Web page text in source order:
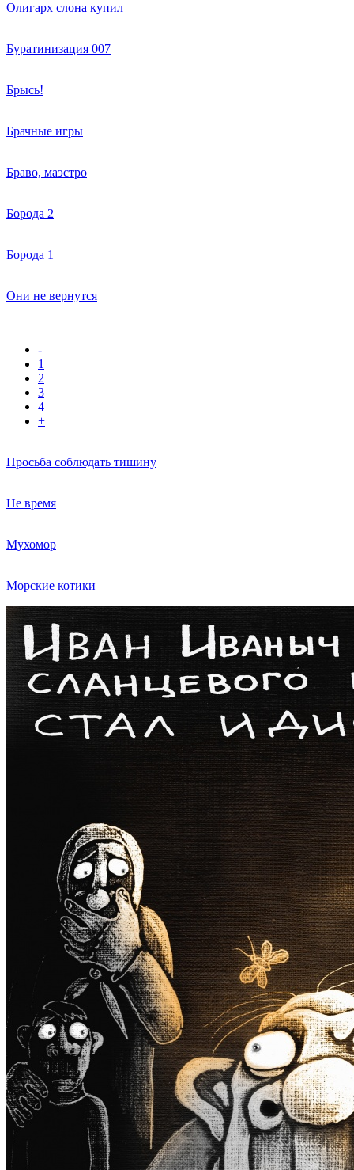
Олигарх слона купил
Буратинизация 007
Брысь!
Брачные игры
Браво, маэстро
Борода 2
Борода 1
Они не вернутся
-
1
2
3
4
+
Просьба соблюдать тишину
Не время
Мухомор
Морские котики